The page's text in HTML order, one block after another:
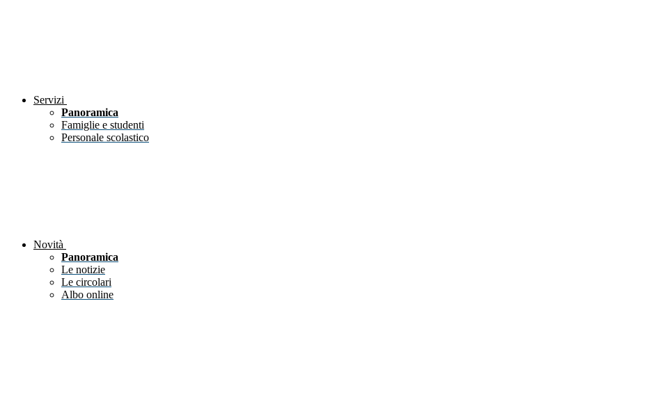
Servizi
Panoramica
Famiglie e studenti
Personale scolastico
Novità
Panoramica
Le notizie
Le circolari
Albo online